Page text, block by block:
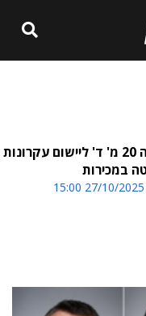
אונפייר גייסה 20 מ' ד' ליישום עקרונות
במכירות
27/10/2025 15:00